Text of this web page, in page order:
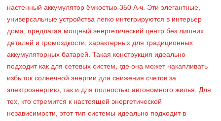
настенный аккумулятор ёмкостью 350 А·ч. Эти элегантные,
универсальные устройства легко интегрируются в интерьер
дома, предлагая мощный энергетический центр без лишних
деталей и громоздкости, характерных для традиционных
аккумуляторных батарей. Такая конструкция идеально
подходит как для сетевых систем, где она может накапливать
избыток солнечной энергии для снижения счетов за
электроэнергию, так и для полностью автономного жилья. Для
тех, кто стремится к настоящей энергетической
независимости, этот тип системы идеально подходит в